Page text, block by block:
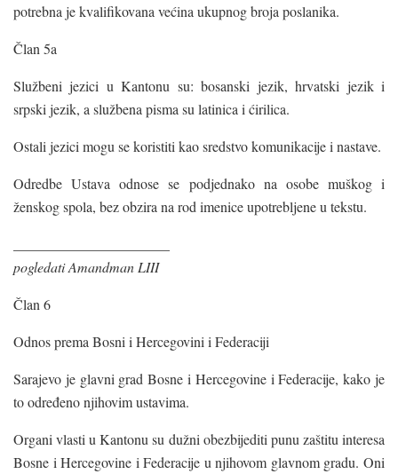
potrebna je kvalifikovana većina ukupnog broja poslanika.
Član 5a
Službeni jezici u Kantonu su: bosanski jezik, hrvatski jezik i
srpski jezik, a službena pisma su latinica i ćirilica.
Ostali jezici mogu se koristiti kao sredstvo komunikacije i nastave.
Odredbe Ustava odnose se podjednako na osobe muškog i
ženskog spola, bez obzira na rod imenice upotrebljene u tekstu.
pogledati Amandman LIII
Član 6
Odnos prema Bosni i Hercegovini i Federaciji
Sarajevo je glavni grad Bosne i Hercegovine i Federacije, kako je
to određeno njihovim ustavima.
Organi vlasti u Kantonu su dužni obezbijediti punu zaštitu interesa
Bosne i Hercegovine i Federacije u njihovom glavnom gradu. Oni